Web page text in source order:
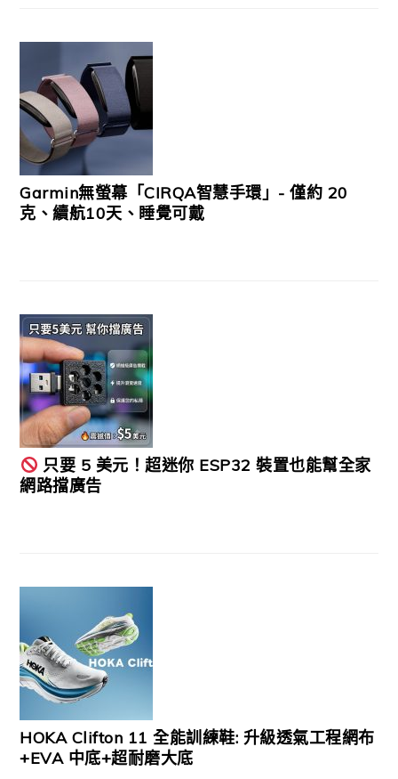
Garmin無螢幕「CIRQA智慧手環」- 僅約 20
克、續航10天、睡覺可戴
只要 5 美元！超迷你 ESP32 裝置也能幫全家
網路擋廣告
HOKA Clifton 11 全能訓練鞋: 升級透氣工程網布
+EVA 中底+超耐磨大底